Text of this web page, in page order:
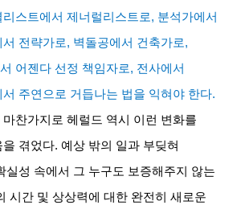
스트에서 제너럴리스트로, 분석가에서
전략가로, 벽돌공에서 건축가로,
어젠다 선정 책임자로, 전사에서
서 주연으로 거듭나는 법을 익혀야 한다.
찬가지로 헤럴드 역시 이런 변화를
을 겪었다.예상 밖의 일과 부딪혀
실성 속에서 그 누구도 보증해주지 않는
시간 및 상상력에 대한 완전히 새로운